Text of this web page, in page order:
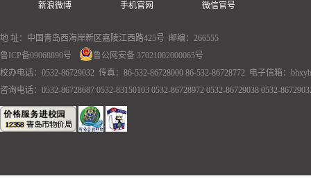
新浪微博 手机官网 微信官号
地 址：中国青岛西海岸新区嘉陵江西路425号 邮编：266555
鲁ICP备09068890号
鲁公网安备 37021002000065号
校办电话：0532-86729032 传真：86-532-86728000 86-532-86728772 电子信箱：
咨询电话：0532-86728687 0532-83150103 0532-86728972 0532-86729038 0532-